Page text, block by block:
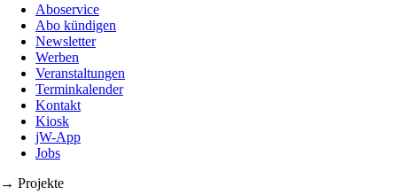
Aboservice
Abo kündigen
Newsletter
Werben
Veranstaltungen
Terminkalender
Kontakt
Kiosk
jW-App
Jobs
→ Projekte